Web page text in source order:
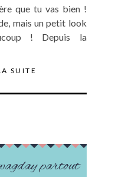
que tu vas bien !
mais un petit look
! Depuis la
SUITE
partout